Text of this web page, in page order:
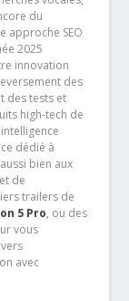
du
approche SEO
2025
innovation
des
des tests et
high-tech de
dédié à
bien aux
de
trailers de
5 Pro, ou des
vous
avec